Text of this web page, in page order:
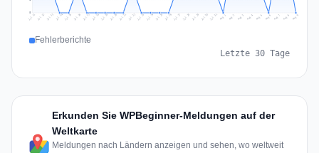
Jul 11 Jul 12 Jul 13 Jul 14 Jul 15 Jul 16 Jul 17 Jul 18 Jul 19 Jul 20 Jul 21 Jul 22 Jul 23 Jul 24 Jul 25 Jul 26 Jul 27 Jul 28 Jul 29 Jul 30 Jul 31 Aug 1 Aug 2 Aug 3 Aug 4 Aug 5 Aug 6 Aug 7 Aug 8 Aug 9
Fehlerberichte
Letzte 30 Tage
Erkunden Sie WPBeginner-Meldungen auf der
Weltkarte
Meldungen nach Ländern anzeigen und sehen, wo weltweit